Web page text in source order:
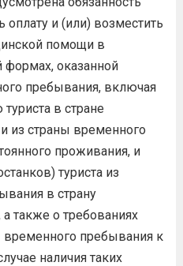
оплату и (или) возместить
помощи в
формах, оказанной
пребывания, включая
в стране
из страны временного
проживания, и
туриста из
в страну
также о требованиях
временного пребывания к
наличия таких